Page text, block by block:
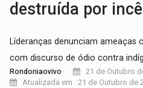
destruída por
Líderanças denunciam ameaças
com discurso de ódio contra
Rondoniaovivo
21 de Outubro
Atualizada em : 21 de Outubro de